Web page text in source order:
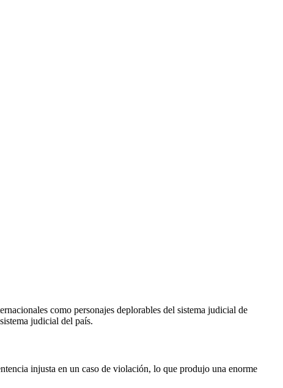
como personajes deplorables del sistema judicial de
judicial del país.
injusta en un caso de violación, lo que produjo una enorme